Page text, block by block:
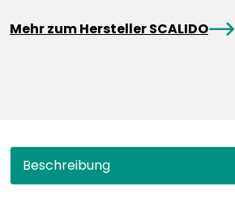
Mehr zum Hersteller SCALIDOarrowRight
Beschreibung